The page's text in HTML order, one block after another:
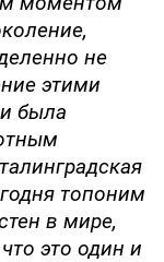
не
этими
была
топоним
в мире,
это один и